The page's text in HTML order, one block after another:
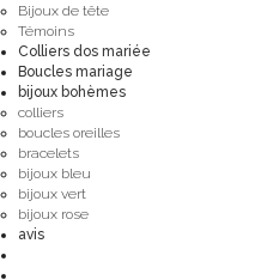
Bijoux de tête
Témoins
Colliers dos mariée
Boucles mariage
bijoux bohèmes
colliers
boucles oreilles
bracelets
bijoux bleu
bijoux vert
bijoux rose
avis